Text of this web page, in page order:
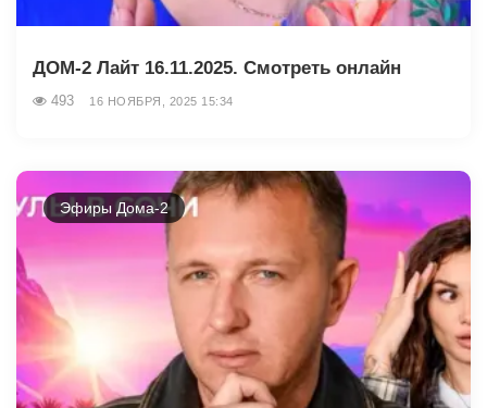
ДОМ-2 Лайт 16.11.2025. Смотреть онлайн
493 16 НОЯБРЯ, 2025 15:34
Эфиры Дома-2